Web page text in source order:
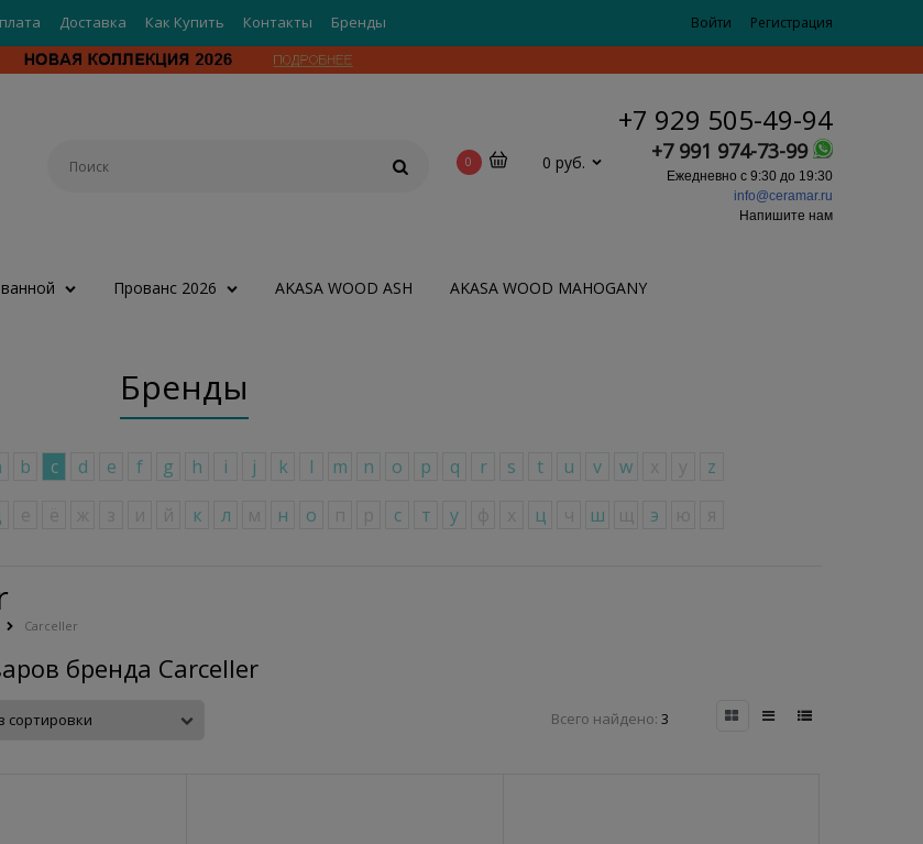
Доставка Как Купить Контакты Бренды Войти Регистрация
0 0 руб.
+7 929 505-49-94
+7 991 974-73-99
Ежедневно с 9:30 до 19:30
info@ceramar.ru
Напишите нам
Прованс 2026 AKASA WOOD ASH AKASA WOOD MAHOGANY
Бренды
b c d e f g h i j k l m n o p q r s t u v w
z
к л н о с т у ц ш э
Carceller
бренда Carceller
Всего найдено: 3